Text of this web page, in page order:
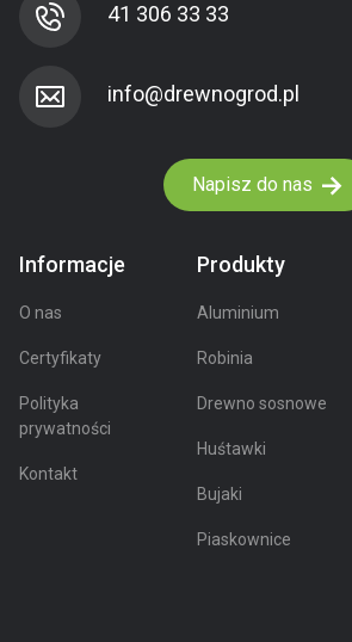
41 306 33 33
Napisz do nas
Informacje
O nas
Certyfikaty
Polityka
prywatności
Kontakt
Produkty
Aluminium
Robinia
Drewno sosnowe
Huśtawki
Bujaki
Piaskownice